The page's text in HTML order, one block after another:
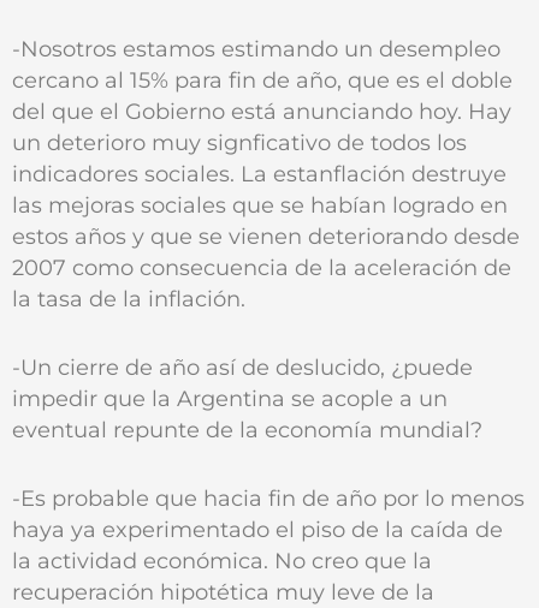
-Nosotros estamos estimando un desempleo
cercano al 15% para fin de año, que es el doble
del que el Gobierno está anunciando hoy. Hay
un deterioro muy signficativo de todos los
indicadores sociales. La estanflación destruye
las mejoras sociales que se habían logrado en
estos años y que se vienen deteriorando desde
2007 como consecuencia de la aceleración de
la tasa de la inflación.
-Un cierre de año así de deslucido, ¿puede
impedir que la Argentina se acople a un
eventual repunte de la economía mundial?
-Es probable que hacia fin de año por lo menos
haya ya experimentado el piso de la caída de
la actividad económica. No creo que la
recuperación hipotética muy leve de la